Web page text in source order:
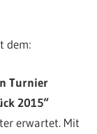
dem:
Turnier
2015“
erwartet. Mit